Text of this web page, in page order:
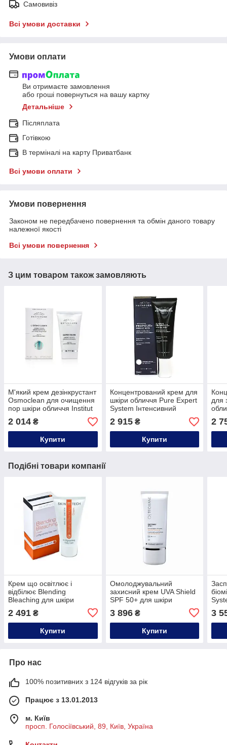
Самовивіз
Всі умови доставки
Умови оплати
Ви отримаєте замовлення
або гроші повернуться на вашу картку
Детальніше
Післяплата
Готівкою
В терміналі на карту Приватбанк
Всі умови оплати
Умови повернення
Законом не передбачено повернення та обмін даного товару
належної якості
Всі умови повернення
З цим товаром також замовляють
М'який крем дезінкрустант
Osmoclean для очищення
пор шкіри обличчя Institut
2 014 ₴
Купити
Концентрований крем для
шкіри обличчя Pure Expert
System Інтенсивний
кислота Institut
Esthederm,50ml
2 915₴
Купити
для
2
Подібні товари компанії
Крем що освітлює і
відбілює Blending
Bleaching для шкіри
2 491 ₴
Купити
Омолоджувальний
захисний крем UVA Shield
SPF 50+ для шкіри
3 896₴
Купити
3
Про нас
100% позитивних з 124 відгуків за рік
Працює з 13.01.2013
м. Київ
просп. Голосіївський, 89, Київ, Україна